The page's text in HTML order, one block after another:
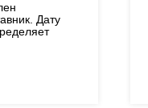
Дату